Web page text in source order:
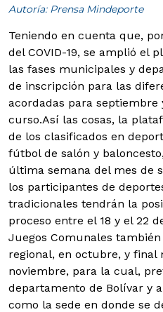
Autoría: Prensa Mindeporte
Teniendo en cuenta que,
del COVID-19, se amplió el
las fases municipales y
de inscripción para las
acordadas para septiembre
curso.Así las cosas, la
de los clasificados en
fútbol de salón y
última semana del mes de
los participantes de
tradicionales tendrán la
proceso entre el 18 y el 22
Juegos Comunales
regional, en octubre, y final
noviembre, para la cual,
departamento de Bolívar y
como la sede en donde se